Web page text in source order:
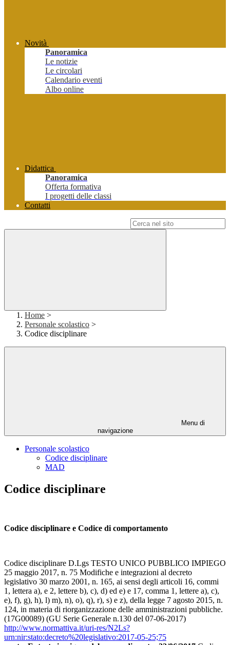
Novità
Panoramica
Le notizie
Le circolari
Calendario eventi
Albo online
Didattica
Panoramica
Offerta formativa
I progetti delle classi
Contatti
Home >
Personale scolastico >
Codice disciplinare
Menu di
navigazione
Personale scolastico
Codice disciplinare
MAD
Codice disciplinare
Codice disciplinare e Codice di comportamento
Codice disciplinare D.Lgs TESTO UNICO PUBBLICO IMPIEGO
25 maggio 2017, n. 75 Modifiche e integrazioni al decreto
legislativo 30 marzo 2001, n. 165, ai sensi degli articoli 16, commi
1, lettera a), e 2, lettere b), c), d) ed e) e 17, comma 1, lettere a), c),
e), f), g), h), l) m), n), o), q), r), s) e z), della legge 7 agosto 2015, n.
124, in materia di riorganizzazione delle amministrazioni pubbliche.
(17G00089) (GU Serie Generale n.130 del 07-06-2017)
http://www.normattiva.it/uri-res/N2Ls?
urn:nir:stato:decreto%20legislativo:2017-05-25;75